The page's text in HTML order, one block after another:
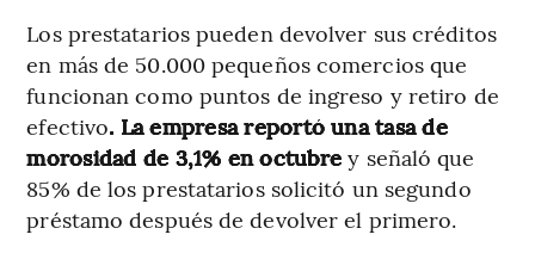
Los prestatarios pueden devolver sus créditos
en más de 50.000 pequeños comercios que
funcionan como puntos de ingreso y retiro de
efectivo. La empresa reportó una tasa de
morosidad de 3,1% en octubrey señaló que
85% de los prestatarios solicitó un segundo
préstamo después de devolver el primero.